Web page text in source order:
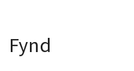
Fynd